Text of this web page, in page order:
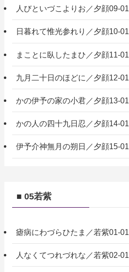
人びといづこよりお／夕顔09-01
日暮れて惟光参れり／夕顔10-01
まことに臥したまひ／夕顔11-01
九月二十日のほどに／夕顔12-01
かの伊予の家の小君／夕顔13-01
かの人の四十九日忍／夕顔14-01
伊予介神無月の朔日／夕顔15-01
■ 05若紫
瘧病にわづらひたま／若紫01-01
人なくてつれづれな／若紫02-01